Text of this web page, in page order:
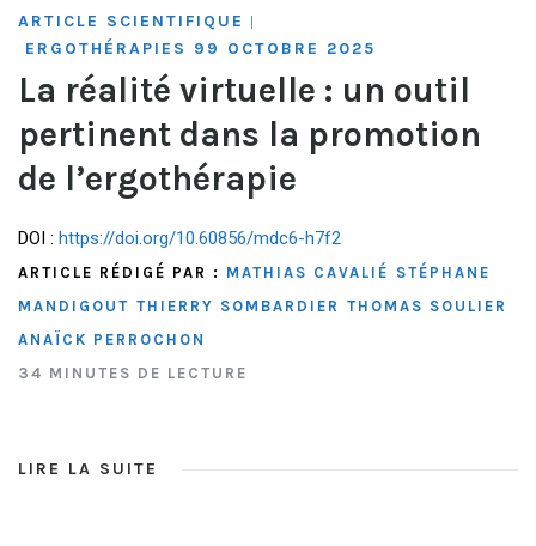
ARTICLE SCIENTIFIQUE |
ERGOTHÉRAPIES 99 OCTOBRE 2025
La réalité virtuelle : un outil
pertinent dans la promotion
de l’ergothérapie
DOI : https://doi.org/10.60856/mdc6-h7f2
ARTICLE RÉDIGÉ PAR : MATHIAS CAVALIÉ STÉPHANE
MANDIGOUT THIERRY SOMBARDIER THOMAS SOULIER
ANAÏCK PERROCHON
34 MINUTES DE LECTURE
LIRE LA SUITE